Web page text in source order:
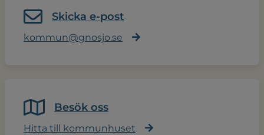
Skicka e-post
kommun@gnosjo.se
Besök oss
Hitta till kommunhuset